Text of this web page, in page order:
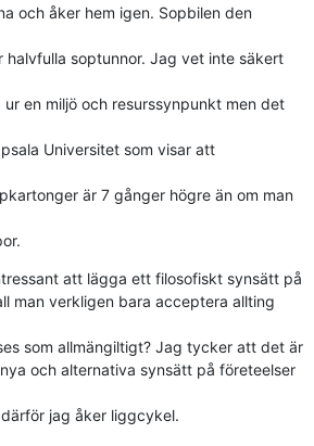
och åker hem igen. Sopbilen den
halvfulla soptunnor. Jag vet inte säkert
en miljö och resurssynpunkt men det
Universitet som visar att
är 7 gånger högre än om man
att lägga ett filosofiskt synsätt på
man verkligen bara acceptera allting
som allmängiltigt? Jag tycker att det är
och alternativa synsätt på företeelser
jag åker liggcykel.